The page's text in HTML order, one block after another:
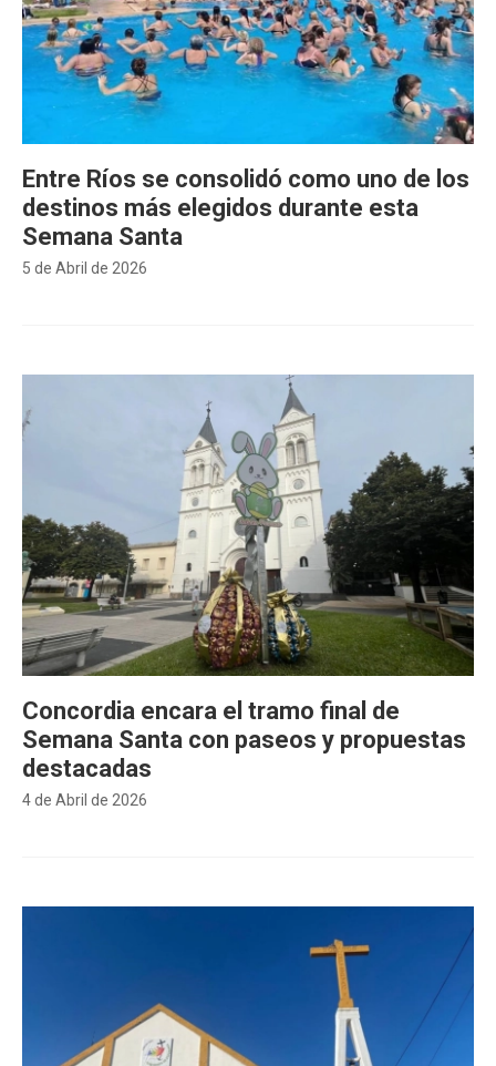
5 de Abril de 2026
Entre Ríos se consolidó como uno de los
destinos más elegidos durante esta
Semana Santa
4 de Abril de 2026
Concordia encara el tramo final de
Semana Santa con paseos y propuestas
destacadas